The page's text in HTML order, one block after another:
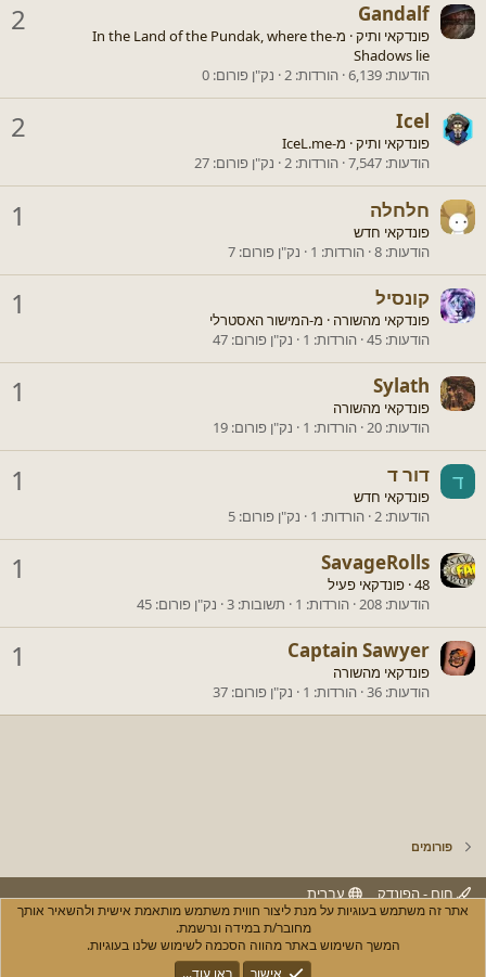
2 Gandalf
פונדקאי ותיק· מ-In the Land of the Pundak, where the
Shadows lie
הודעות 6,139 הורדות 2 נק"ן פורום 0
2 Icel
פונדקאי ותיק· מ-IceL.me
הודעות 7,547 הורדות 2 נק"ן פורום 27
1 חלחלה
פונדקאי חדש
הודעות 8 הורדות 1 נק"ן פורום 7
1 קונסיל
פונדקאי מהשורה · מ-המישור האסטרלי
הודעות 45 הורדות 1 נק"ן פורום 47
1 Sylath
פונדקאי מהשורה
הודעות 20 הורדות 1 נק"ן פורום 19
ד 1 דור ד
פונדקאי חדש
הודעות 2 הורדות 1 נק"ן פורום 5
1 SavageRolls
פונדקאי פעיל ·48
הודעות 208 הורדות 1 תשובות 3 נק"ן פורום 45
1 Captain Sawyer
פונדקאי מהשורה
הודעות 36 הורדות 1 נק"ן פורום 37
פורומים
חום - הפונדק
עברית
חוקים ותנאי שימוש מדיניות הפרטיות
S
Community platform by XenForo
אתר זה משתמש בעוגיות על מנת ליצור חווית משתמש מותאמת אישית ולהשאיר אותך
מחובר/ת במידה ונרשמת.
המשך השימוש באתר מהווה הסכמה לשימוש שלנו בעוגיות.
אישור
ראו עוד...